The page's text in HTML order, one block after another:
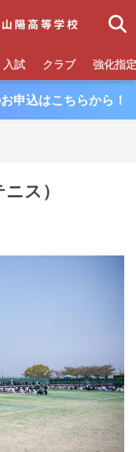
入試 クラブ 強化指
申込はこちらから！
ス）